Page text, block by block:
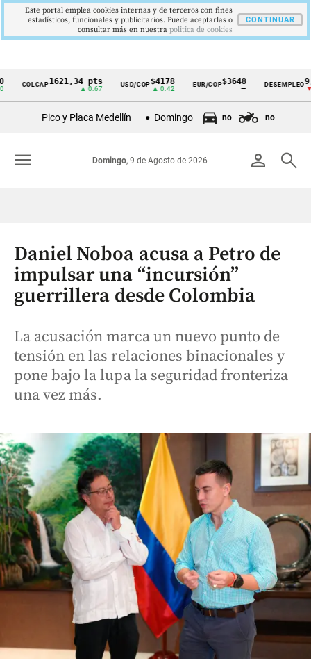
Cintillo
Colombia
1621,34 pts USD/COP$4178
▲ 0.42
EUR/COP$3648
—
DESEMPLEO9,9 %
▼ 0.30
Pico y Placa Medellín Domingo no no
person search
Domingo, 9 de Agosto de 2026
menu
Daniel Noboa acusa a Petro de
impulsar una “incursión”
guerrillera desde Colombia
La acusación marca un nuevo punto de
tensión en las relaciones binacionales y
pone bajo la lupa la seguridad fronteriza
una vez más.
Este portal emplea cookies internas y de terceros con fines
estadísticos, funcionales y publicitarios. Puede aceptarlas o
consultar más en nuestra politica de cookies
CONTINUAR